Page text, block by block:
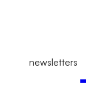
newsletters